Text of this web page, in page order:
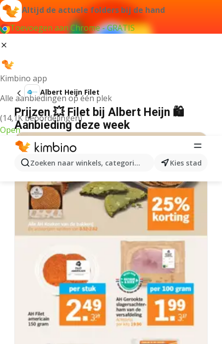
Altijd de actuele folders bij de hand
Toevoegen aan Chrome - GRATIS
Kimbino app
Alle aanbiedingen op één plek
(14,1K beoordelingen)
Open
Zoeken naar winkels, categorieën, producten...
Kies stad
Albert Heijn Filet
Prijzen 💥 Filet bij Albert Heijn 🛍️
Aanbieding deze week